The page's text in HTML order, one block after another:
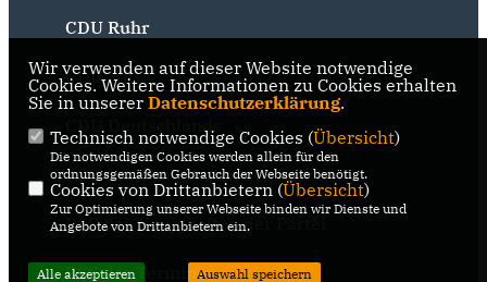
CDU Ruhr
CDU NRW
CDU Deutschlands
RSS der Neuigkeiten der Fraktion
RSS der Neuigkeiten der Partei
RSS der Termine
Wir verwenden auf dieser Website notwendige
Cookies. Weitere Informationen zu Cookies erhalten
Sie in unserer Datenschutzerklärung.
Technisch notwendige Cookies (Übersicht)
Die notwendigen Cookies werden allein für den
ordnungsgemäßen Gebrauch der Webseite benötigt.
Cookies von Drittanbietern (Übersicht)
Zur Optimierung unserer Webseite binden wir Dienste und
Angebote von Drittanbietern ein.
Alle akzeptieren Auswahl speichern